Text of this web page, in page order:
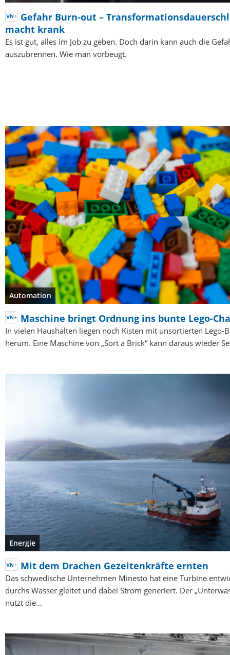
Gefahr Burn-out –
macht krank
Es ist gut, alles im Job zu geben. Doch darin kann auch die
auszubrennen. Wie man vorbeugt.
Automation
Maschine bringt Ordnung ins bunte Lego-
In vielen Haushalten liegen noch Kisten mit unsortierten Lego-
herum. Eine Maschine von „Sort a Brick“ kann daraus wieder
Energie
Mit dem Drachen Gezeitenkräfte ernten
Das schwedische Unternehmen Minesto hat eine Turbine
durchs Wasser gleitet und dabei Strom generiert. Der
nutzt die…